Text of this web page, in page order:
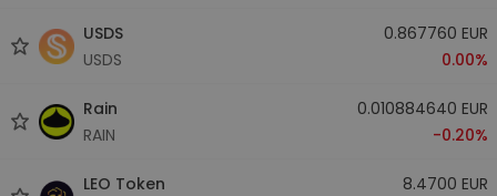
USDS
USDS
0.867760 EUR
0.00%
Rain
RAIN
0.010884640 EUR
-0.20%
LEO Token
8.4700 EUR